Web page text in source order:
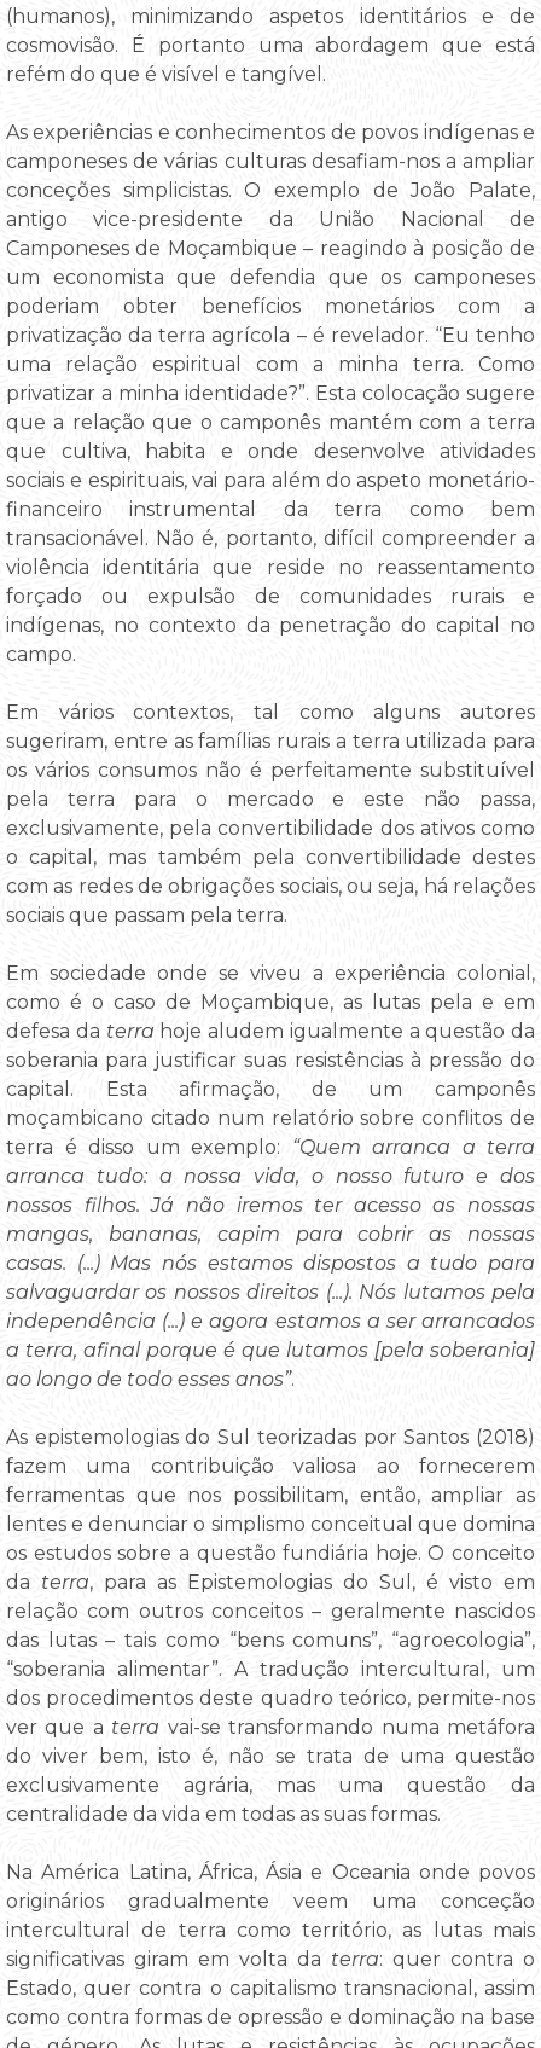
(humanos), minimizando aspetos identitários e de
cosmovisão. É portanto uma abordagem que está
refém do que é visível e tangível.
As experiências e conhecimentos de povos indígenas e
camponeses de várias culturas desafiam-nos a ampliar
conceções simplicistas. O exemplo de João Palate,
antigo vice-presidente da União Nacional de
Camponeses de Moçambique – reagindo à posição de
um economista que defendia que os camponeses
poderiam obter benefícios monetários com a
privatização da terra agrícola – é revelador. “Eu tenho
uma relação espiritual com a minha terra. Como
privatizar a minha identidade?”. Esta colocação sugere
que a relação que o camponês mantém com a terra
que cultiva, habita e onde desenvolve atividades
sociais e espirituais, vai para além do aspeto monetário-
financeiro instrumental da terra como bem
transacionável. Não é, portanto, difícil compreender a
violência identitária que reside no reassentamento
forçado ou expulsão de comunidades rurais e
indígenas, no contexto da penetração do capital no
campo.
Em vários contextos, tal como alguns autores
sugeriram, entre as famílias rurais a terra utilizada para
os vários consumos não é perfeitamente substituível
pela terra para o mercado e este não passa,
exclusivamente, pela convertibilidade dos ativos como
o capital, mas também pela convertibilidade destes
com as redes de obrigações sociais, ou seja, há relações
sociais que passam pela terra.
Em sociedade onde se viveu a experiência colonial,
como é o caso de Moçambique, as lutas pela e em
defesa da terra hoje aludem igualmente a questão da
soberania para justificar suas resistências à pressão do
capital. Esta afirmação, de um camponês
moçambicano citado num relatório sobre conflitos de
terra é disso um exemplo: “Quem arranca a terra
arranca tudo: a nossa vida, o nosso futuro e dos
nossos filhos. Já não iremos ter acesso as nossas
mangas, bananas, capim para cobrir as nossas
casas. (...) Mas nós estamos dispostos a tudo para
salvaguardar os nossos direitos (...). Nós lutamos pela
independência (...) e agora estamos a ser arrancados
a terra, afinal porque é que lutamos [pela soberania]
ao longo de todo esses anos”.
As epistemologias do Sul teorizadas por Santos (2018)
fazem uma contribuição valiosa ao fornecerem
ferramentas que nos possibilitam, então, ampliar as
lentes e denunciar o simplismo conceitual que domina
os estudos sobre a questão fundiária hoje. O conceito
da terra, para as Epistemologias do Sul, é visto em
relação com outros conceitos – geralmente nascidos
das lutas – tais como “bens comuns”, “agroecologia”,
“soberania alimentar”. A tradução intercultural, um
dos procedimentos deste quadro teórico, permite-nos
ver que a terra vai-se transformando numa metáfora
do viver bem, isto é, não se trata de uma questão
exclusivamente agrária, mas uma questão da
centralidade da vida em todas as suas formas.
Na América Latina, África, Ásia e Oceania onde povos
originários gradualmente veem uma conceção
intercultural de terra como território, as lutas mais
significativas giram em volta da terra: quer contra o
Estado, quer contra o capitalismo transnacional, assim
como contra formas de opressão e dominação na base